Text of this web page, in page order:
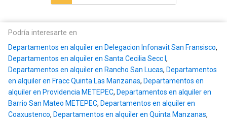
Podría interesarte en
Departamentos en alquiler en Delegacion Infonavit San Fransisco,
Departamentos en alquiler en Santa Cecilia Secc I ,
Departamentos en alquiler en Rancho San Lucas, Departamentos
en alquiler en Fracc Quinta Las Manzanas, Departamentos en
alquiler en Providencia METEPEC, Departamentos en alquiler en
Barrio San Mateo METEPEC, Departamentos en alquiler en
Coaxustenco, Departamentos en alquiler en Quinta Manzanas,